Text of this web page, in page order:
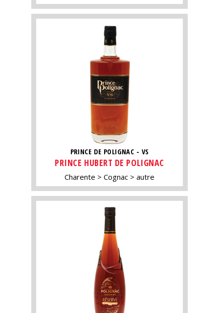
PRINCE DE POLIGNAC - VS
PRINCE HUBERT DE POLIGNAC
Charente Cognac autre